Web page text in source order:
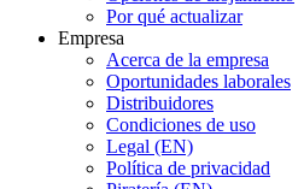
Por qué actualizar
Empresa
Acerca de la empresa
Oportunidades laborales
Distribuidores
Condiciones de uso
Legal (EN)
Política de privacidad